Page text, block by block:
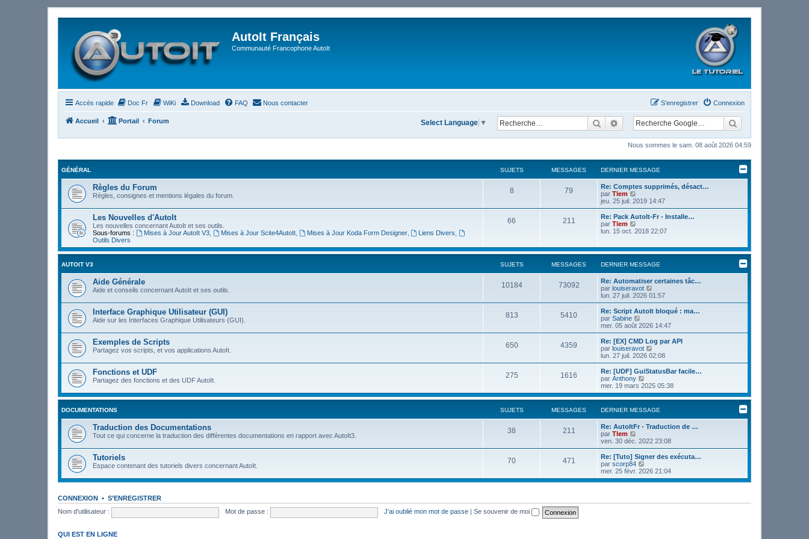
AutoIt Français
Communauté Francophone AutoIt
Accès rapide Doc Fr WiKi Download FAQ Nous contacter Connexion
S’enregistrer
Accueil Portail Forum RechercherRecherche avancée
Select Language ▼
Nous sommes le sam. 08 août 2026 04:59
GÉNÉRAL SUJETS MESSAGES DERNIER MESSAGE
Règles du Forum
Règles, consignes et mentions légales du forum.
8 79
Re: Comptes supprimés, désact…
par Tlem
o
i
r
e
r
i
e
r
m
e
s
s
a
g
e
jeu. 25 juil. 2019 14:47
Les Nouvelles d'AutoIt
Les nouvelles concernant AutoIt et ses outils.
Sous-forums :
Mises à Jour AutoIt V3, Mises à Jour Scite4AutoIt, Mises à Jour Koda Form Designer, Liens Divers
Outils Divers
66 211
Re: Pack AutoIt-Fr - Installe…
par Tlem
o
l
d
e
r
n
i
e
r
m
e
s
s
a
g
e
lun. 15 oct. 2018 22:07
AUTOIT V3 SUJETS MESSAGES DERNIER MESSAGE
Aide Générale
Aide et conseils concernant AutoIt et ses outils.
10184 73092
Re: Automatiser certaines tâc…
par louiseravot
o
i
r
e
r
n
i
r
e
s
s
a
g
e
lun. 27 juil. 2026 01:57
Interface Graphique Utilisateur (GUI)
Aide sur les Interfaces Graphique Utilisateurs (GUI).
813 5410
Re: Script AutoIt bloqué : ma…
par Sabine
o
i
r
l
e
e
r
n
i
e
m
e
s
a
g
e
mer. 05 août 2026 14:47
Exemples de Scripts
Partagez vos scripts, et vos applications AutoIt.
650 4359
Re: [EX] CMD Log par API
par louiseravot
o
i
r
e
e
n
i
e
m
e
s
a
g
e
lun. 27 juil. 2026 02:08
Fonctions et UDF
Partagez des fonctions et des UDF AutoIt.
275 1616
Re: [UDF] GuiStatusBar facile…
par Anthony
o
i
r
l
e
d
e
n
i
e
m
e
mer. 19 mars 2025 05:38
DOCUMENTATIONS SUJETS MESSAGES DERNIER MESSAGE
Traduction des Documentations
Tout ce qui concerne la traduction des différentes documentations en rapport avec AutoIt3.
38 211
Re: AutoItFr - Traduction de …
par Tlem
o
i
r
e
e
i
ven. 30 déc. 2022 23:08
Tutoriels
Espace contenant des tutoriels divers concernant AutoIt.
70 471
Re: [Tuto] Signer des exécuta…
par scorp84
o
i
r
mer. 25 févr. 2026 21:04
CONNEXION • S’ENREGISTRER
Nom d’utilisateur :
Mot de passe : J’ai oublié mon mot de passe Se souvenir de moi
QUI EST EN LIGNE